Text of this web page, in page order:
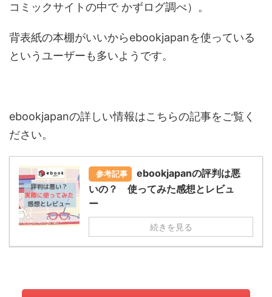
コミックサイトの中で かずログ調べ）。
背表紙の本棚がいいからebookjapanを使っている
というユーザーも多いようです。
ebookjapanの詳しい情報はこちらの記事をご覧く
ださい。
参考記事
ebookjapanの評判は悪
いの？ 使ってみた感想とレビュ
ー
続きを見る